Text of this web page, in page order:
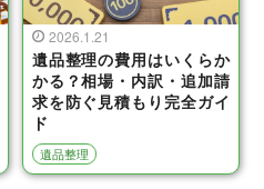
2026.1.21
遺品整理の費用はいくらか
かる？相場・内訳・追加請
求を防ぐ見積もり完全ガイ
ド
遺品整理